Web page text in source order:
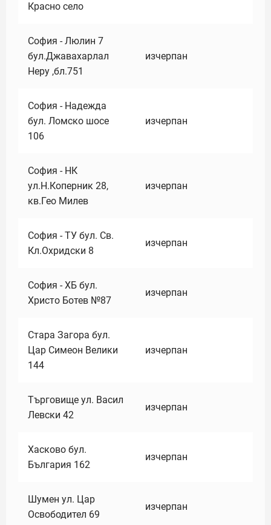
Красно село
София - Люлин 7
бул.Джавахарлал
Неру ,бл.751
изчерпан
София - Надежда
бул. Ломско шосе
106
изчерпан
София - НК
ул.Н.Коперник 28,
кв.Гео Милев
изчерпан
София - ТУ бул. Св.
Кл.Охридски 8
изчерпан
София - ХБ бул.
Христо Ботев №87
изчерпан
Стара Загора бул.
Цар Симеон Велики
144
изчерпан
Търговище ул. Васил
Левски 42
изчерпан
Хасково бул.
България 162
изчерпан
Шумен ул. Цар
Освободител 69
изчерпан